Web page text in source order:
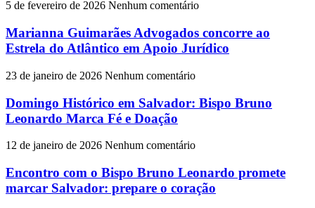
5 de fevereiro de 2026 Nenhum comentário
Marianna Guimarães Advogados concorre ao
Estrela do Atlântico em Apoio Jurídico
23 de janeiro de 2026 Nenhum comentário
Domingo Histórico em Salvador: Bispo Bruno
Leonardo Marca Fé e Doação
12 de janeiro de 2026 Nenhum comentário
Encontro com o Bispo Bruno Leonardo promete
marcar Salvador: prepare o coração